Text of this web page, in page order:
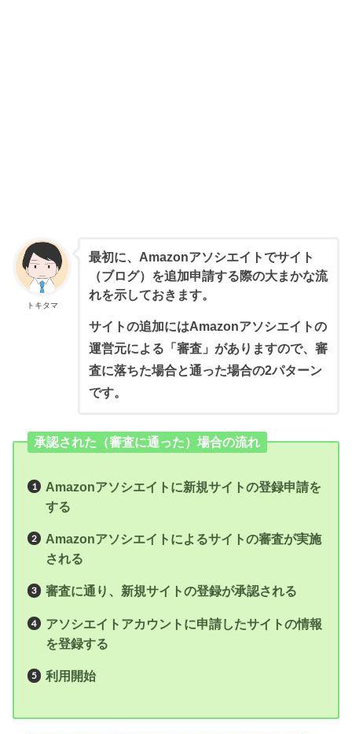
トキタマ
最初に、Amazonアソシエイトでサイト
（ブログ）を追加申請する際の大まかな流
れを示しておきます。
サイトの追加にはAmazonアソシエイトの
運営元による「審査」がありますので、審
査に落ちた場合と通った場合の2パターン
です。
承認された（審査に通った）場合の流れ
Amazonアソシエイトに新規サイトの登録申請を
する
Amazonアソシエイトによるサイトの審査が実施
される
審査に通り、新規サイトの登録が承認される
アソシエイトアカウントに申請したサイトの情報
を登録する
利用開始